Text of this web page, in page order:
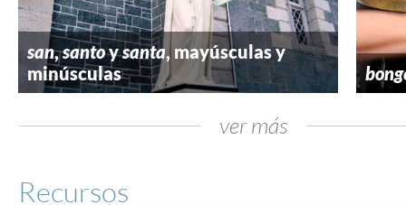
san,santoysanta, mayúsculas y
minúsculas
ver más
Recursos